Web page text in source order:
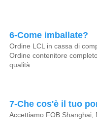
6-Come imballate?
Ordine LCL in cassa di
Ordine contenitore
qualità
7-Che cos'è il tuo
Accettiamo FOB Shanghai,